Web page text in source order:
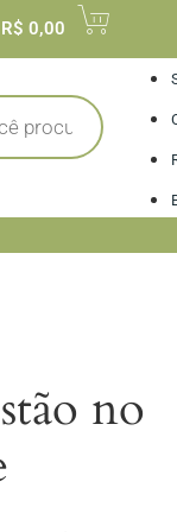
R$ 0,00
no